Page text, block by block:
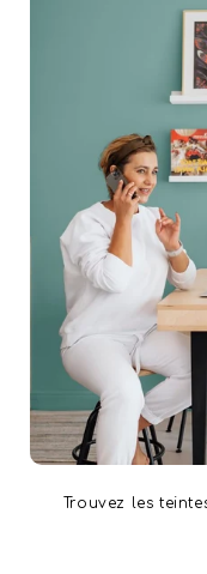
Trouvez les